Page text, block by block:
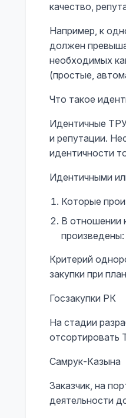
качество,
Например, к
должен
необходимых
(простые,
Что такое
Идентичные
и репутации.
идентичности
Идентичными
Которые
В отношении
произведены:
Критерий
закупки при
Госзакупки РК
На стадии
отсортировать
Самрук-Казына
Заказчик, на
деятельности